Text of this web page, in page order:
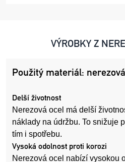
VÝROBKY Z
Použitý materiál:
Delší životnost
Nerezová ocel má delší
náklady na údržbu. To snižuje
tím i spotřebu.
Vysoká odolnost proti korozi
Nerezová ocel nabízí vysokou